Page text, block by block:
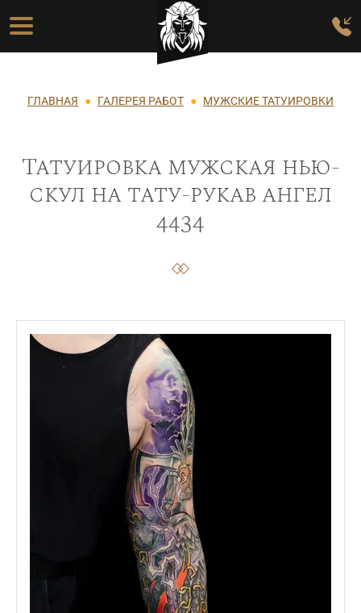
Перейти к основному содержанию
Основная навигация
Строка навигации
ГЛАВНАЯ ГАЛЕРЕЯ РАБОТ МУЖСКИЕ ТАТУИРОВКИ
Татуировка мужская нью-
скул на тату-рукав ангел
4434